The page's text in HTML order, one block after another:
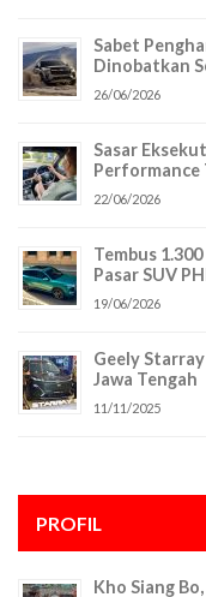
Sabet
Dinobatkan
26/06/2026
Sasar
Performance
22/06/2026
Tembus
Pasar SUV
19/06/2026
Geely
Jawa Tengah
11/11/2025
PROFIL
Kho Siang